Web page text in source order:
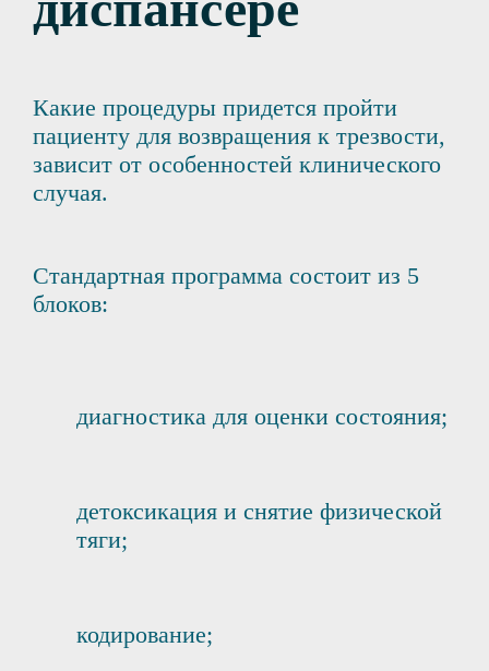
Какие процедуры придется пройти
пациенту для возвращения к трезвости,
зависит от особенностей клинического
случая.
Стандартная программа состоит из 5
блоков:
диагностика для оценки состояния;
детоксикация и снятие физической
тяги;
кодирование;